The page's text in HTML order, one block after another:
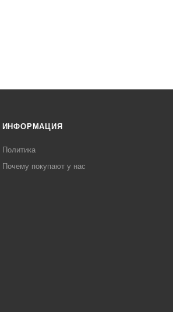
ИНФОРМАЦИЯ
Политика
Почему покупают у нас